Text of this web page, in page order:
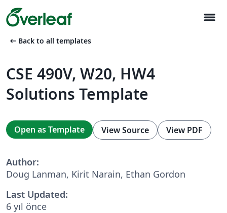
menu
arrow_left_alt Back to all templates
CSE 490V, W20, HW4
Solutions Template
Open as Template View Source View PDF
Author:
Doug Lanman, Kirit Narain, Ethan Gordon
Last Updated:
6 yıl önce